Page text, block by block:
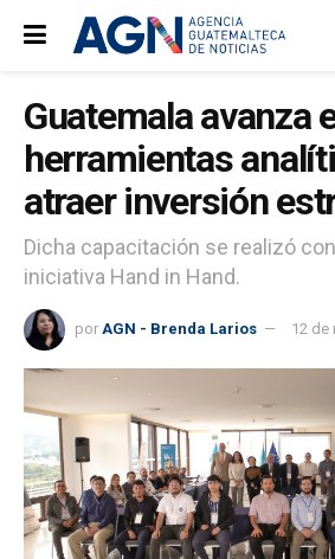
Guatemala avanza
herramientas
atraer inversión
Dicha capacitación se realizó
iniciativa Hand in Hand.
por AGN - Brenda Larios 12 de